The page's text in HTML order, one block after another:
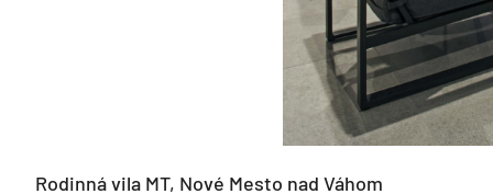
Rodinná vila MT, Nové Mesto nad Váhom